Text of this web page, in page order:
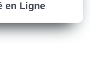
en Ligne